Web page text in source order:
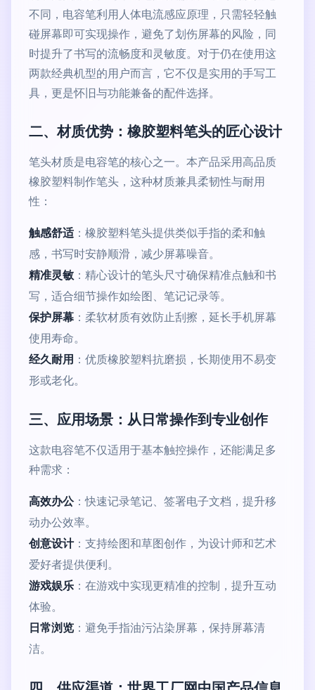
不同，电容笔利用人体电流感应原理，只需轻轻触
碰屏幕即可实现操作，避免了划伤屏幕的风险，同
时提升了书写的流畅度和灵敏度。对于仍在使用这
两款经典机型的用户而言，它不仅是实用的手写工
具，更是怀旧与功能兼备的配件选择。
二、材质优势：橡胶塑料笔头的匠心设计
笔头材质是电容笔的核心之一。本产品采用高品质
橡胶塑料制作笔头，这种材质兼具柔韧性与耐用
性：
触感舒适 ：橡胶塑料笔头提供类似手指的柔和触
感，书写时安静顺滑，减少屏幕噪音。
精准灵敏 ：精心设计的笔头尺寸确保精准点触和书
写，适合细节操作如绘图、笔记记录等。
保护屏幕 ：柔软材质有效防止刮擦，延长手机屏幕
使用寿命。
经久耐用 ：优质橡胶塑料抗磨损，长期使用不易变
形或老化。
三、应用场景：从日常操作到专业创作
这款电容笔不仅适用于基本触控操作，还能满足多
种需求：
高效办公：快速记录笔记、签署电子文档，提升移
动办公效率。
创意设计：支持绘图和草图创作，为设计师和艺术
爱好者提供便利。
游戏娱乐 ：在游戏中实现更精准的控制，提升互动
体验。
日常浏览 ：避免手指油污沾染屏幕，保持屏幕清
洁。